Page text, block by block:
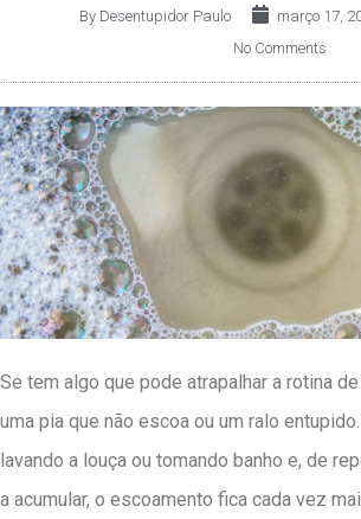
ByDesentupidor Paulo março 17,
No Comments
Se tem algo que pode atrapalhar a rotina
uma pia que não escoa ou um ralo
lavando a louça ou tomando banho e, de
a acumular, o escoamento fica cada vez